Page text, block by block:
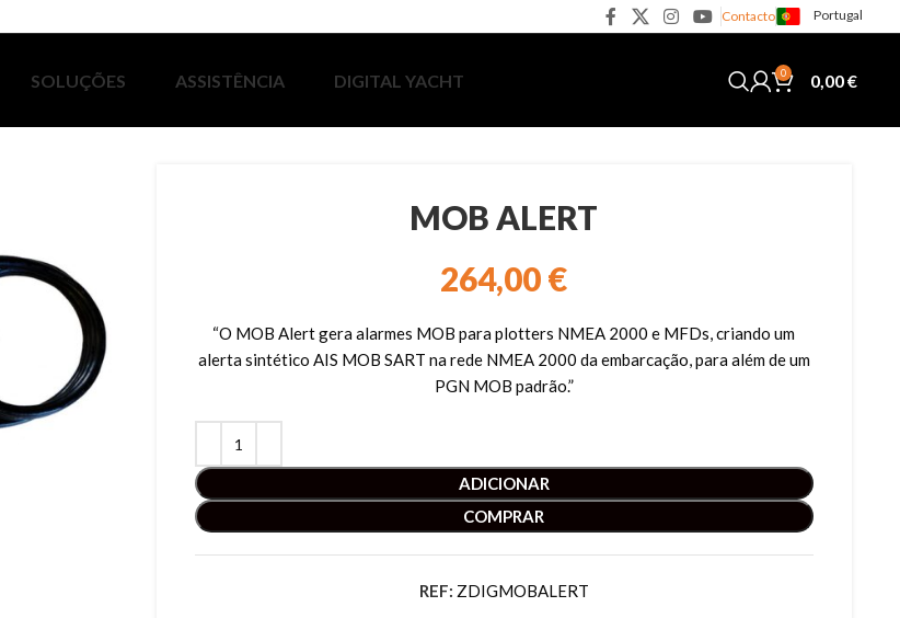
Contacto Portugal
SOLUÇÕES ASSISTÊNCIA DIGITAL YACHT 0 0,00€
MOB ALERT
264,00€
“O MOB Alert gera alarmes MOB para plotters NMEA 2000 e MFDs, criando um
alerta sintético AIS MOB SART na rede NMEA 2000 da embarcação, para além de um
PGN MOB padrão.”
ADICIONAR
COMPRAR
REF: ZDIGMOBALERT